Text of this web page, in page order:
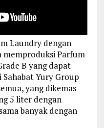
Laundry dengan
memproduksi Parfum
B yang dapat
Yury Group
yang dikemas
5 liter dengan
banyak dengan